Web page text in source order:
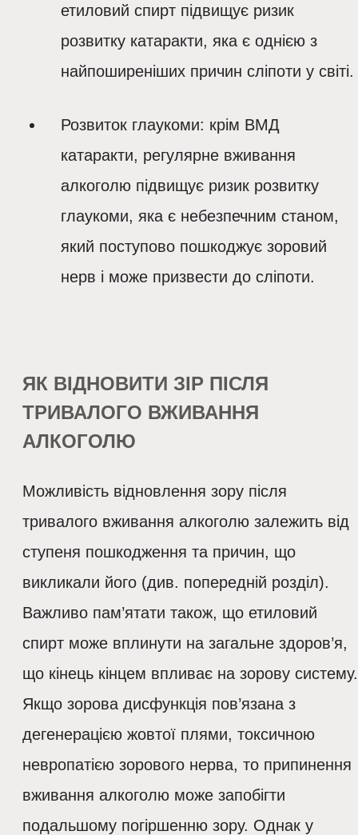
етиловий спирт підвищує ризик
розвитку катаракти, яка є однією з
найпоширеніших причин сліпоти у світі.
Розвиток глаукоми: крім ВМД
катаракти, регулярне вживання
алкоголю підвищує ризик розвитку
глаукоми, яка є небезпечним станом,
який поступово пошкоджує зоровий
нерв і може призвести до сліпоти.
ЯК ВІДНОВИТИ ЗІР ПІСЛЯ
ТРИВАЛОГО ВЖИВАННЯ
АЛКОГОЛЮ
Можливість відновлення зору після
тривалого вживання алкоголю залежить від
ступеня пошкодження та причин, що
викликали його (див. попередній розділ).
Важливо пам’ятати також, що етиловий
спирт може вплинути на загальне здоров’я,
що кінець кінцем впливає на зорову систему.
Якщо зорова дисфункція пов’язана з
дегенерацією жовтої плями, токсичною
невропатією зорового нерва, то припинення
вживання алкоголю може запобігти
подальшому погіршенню зору. Однак у